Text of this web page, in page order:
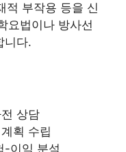
적 부작용 등을 신
요법이나 방사선
니다.
상담
획 수립
-이익 분석